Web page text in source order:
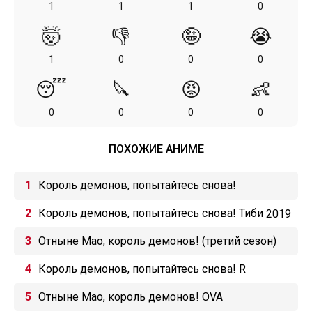
1 1 1 0
🤯
1
👎
0
🤪
0
😭
0
😴
0
🔪
0
😡
0
👶
0
ПОХОЖИЕ АНИМЕ
Король демонов, попытайтесь снова!
Король демонов, попытайтесь снова! Тиби 2019
Отныне Мао, король демонов! (третий сезон)
Король демонов, попытайтесь снова! R
Отныне Мао, король демонов! OVA